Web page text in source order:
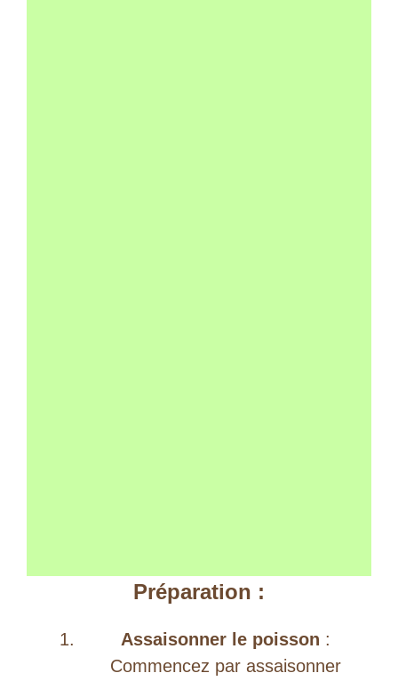
Préparation :
Assaisonner le poisson :
Commencez par assaisonner